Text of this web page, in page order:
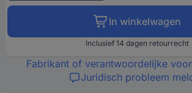
In winkelwagen
Inclusief 14 dagen retourrecht
Fabrikant of verantwoordelijke
Juridisch probleem